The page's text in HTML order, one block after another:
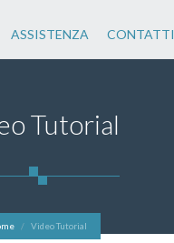
ASSISTENZA CONTATTI
Tutorial
Video Tutorial